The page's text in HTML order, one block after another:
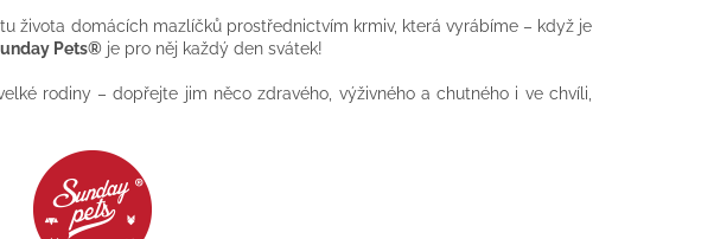
života domácích mazlíčků prostřednictvím krmiv, která vyrábíme – když je
Pets® je pro něj každý den svátek!
rodiny – dopřejte jim něco zdravého, výživného a chutného i ve chvíli,